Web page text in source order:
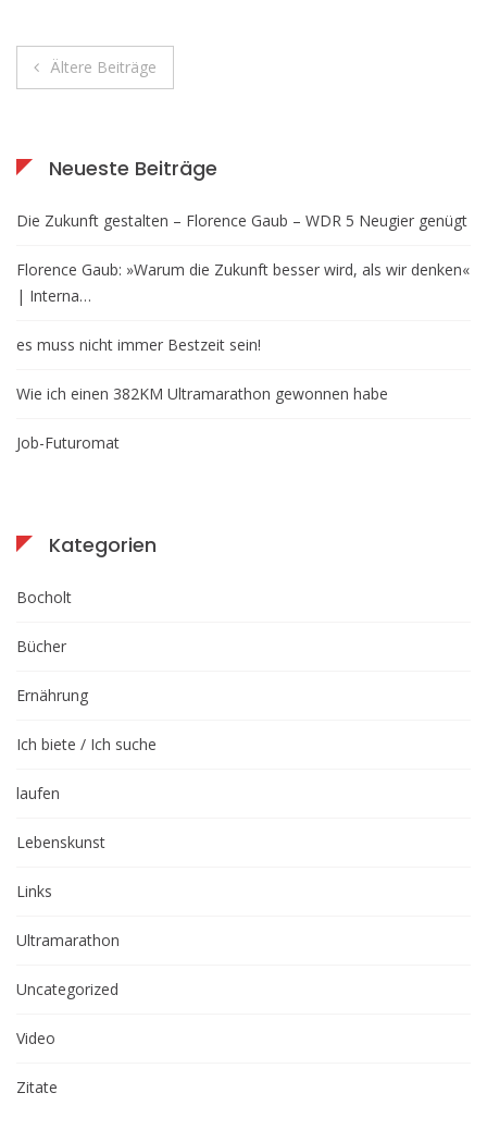
Beitragsnavigation
Ältere Beiträge
Neueste Beiträge
Die Zukunft gestalten – Florence Gaub – WDR 5 Neugier genügt
Florence Gaub: »Warum die Zukunft besser wird, als wir denken«
| Interna…
es muss nicht immer Bestzeit sein!
Wie ich einen 382KM Ultramarathon gewonnen habe
Job-Futuromat
Kategorien
Bocholt
Bücher
Ernährung
Ich biete / Ich suche
laufen
Lebenskunst
Links
Ultramarathon
Uncategorized
Video
Zitate